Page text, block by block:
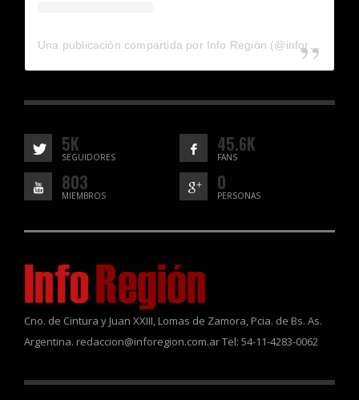
5K
SEGUIDORES
45.6K
FANS
803
MIEMBROS
0
PERSONAS
Cno. de Cintura y Juan XXIII, Lomas de Zamora, Pcia. de Bs. As.
Argentina. redaccion@inforegion.com.ar Tel: 54-11-4283-0062